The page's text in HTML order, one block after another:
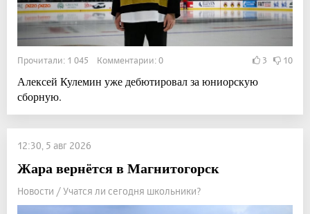
Прочитали: 1 045 Комментарии: 0 3 10
Алексей Кулемин уже дебютировал за юниорскую
сборную.
12:30, 5 авг 2026
Жара вернётся в Магнитогорск
Новости / Учатся ли сегодня школьники?